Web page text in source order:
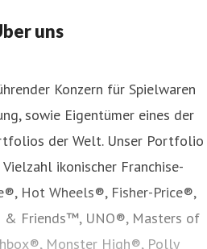
uns
Konzern für Spielwaren
sowie Eigentümer eines der
der Welt. Unser Portfolio
ikonischer Franchise-
Hot Wheels®, Fisher-Price®,
& Friends™, UNO®, Masters of
Monster High®, Polly